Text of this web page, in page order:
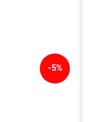
-5%